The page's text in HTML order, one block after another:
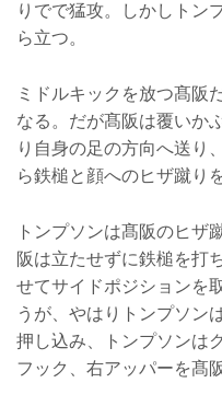
りでで猛攻。しかしトン
ら立つ。
ミドルキックを放つ髙阪
なる。だが髙阪は覆いか
り自身の足の方向へ送り
ら鉄槌と顔へのヒザ蹴り
トンプソンは髙阪のヒザ
阪は立たせずに鉄槌を打
せてサイドポジションを
うが、やはりトンプソン
押し込み、トンプソンは
フック、右アッパーを髙